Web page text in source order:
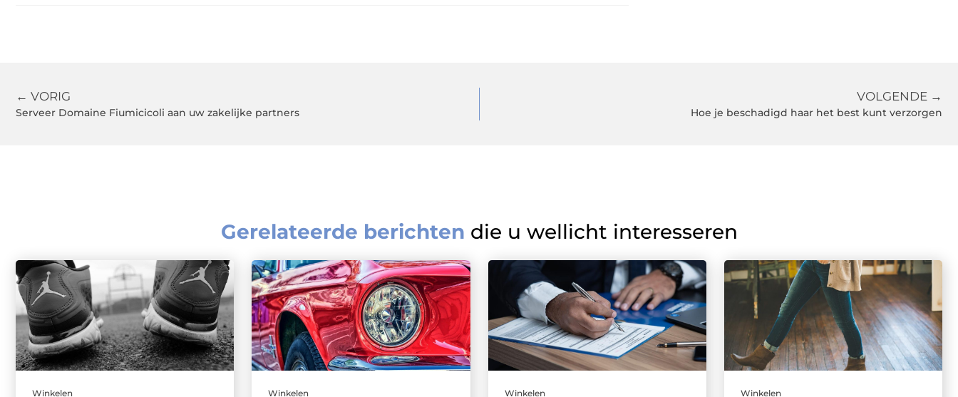
← VORIG
Serveer Domaine Fiumicicoli aan uw zakelijke partners
VOLGENDE →
Hoe je beschadigd haar het best kunt verzorgen
Gerelateerde berichten die u wellicht interesseren
Winkelen Winkelen Winkelen Winkelen